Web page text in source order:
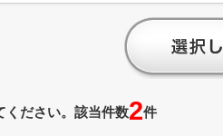
ください。該当件数2件